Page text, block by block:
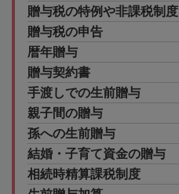
贈与税の特例や非課税制度
贈与税の申告
暦年贈与
贈与契約書
手渡しでの生前贈与
親子間の贈与
孫への生前贈与
結婚・子育て資金の贈与
相続時精算課税制度